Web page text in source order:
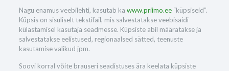
Nagu enamus veebilehti, kasutab ka www.priimo.ee“küpsiseid”.
Küpsis on sisuliselt tekstifail, mis salvestatakse veebisaidi
külastamisel kasutaja seadmesse. Küpsiste abil määratakse ja
salvestatakse eelistused, regionaalsed sätted, teenuste
kasutamise valikud jpm.
Soovi korral võite brauseri seadistuses ära keelata küpsiste